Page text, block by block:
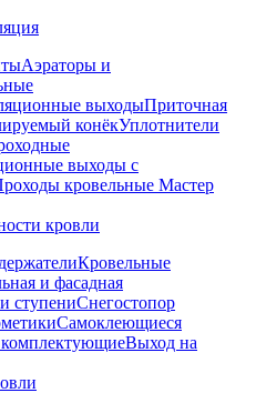
Аэраторы и
выходыПриточная
конёкУплотнители
выходы с
кровельные Мастер
кровли
Кровельные
и фасадная
ступениСнегостопор
Самоклеющиеся
Выход на